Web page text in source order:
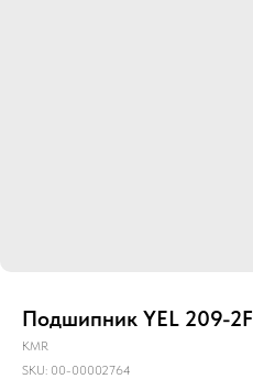
Подшипник YEL 209-2F
KMR
SKU: 00-00002764